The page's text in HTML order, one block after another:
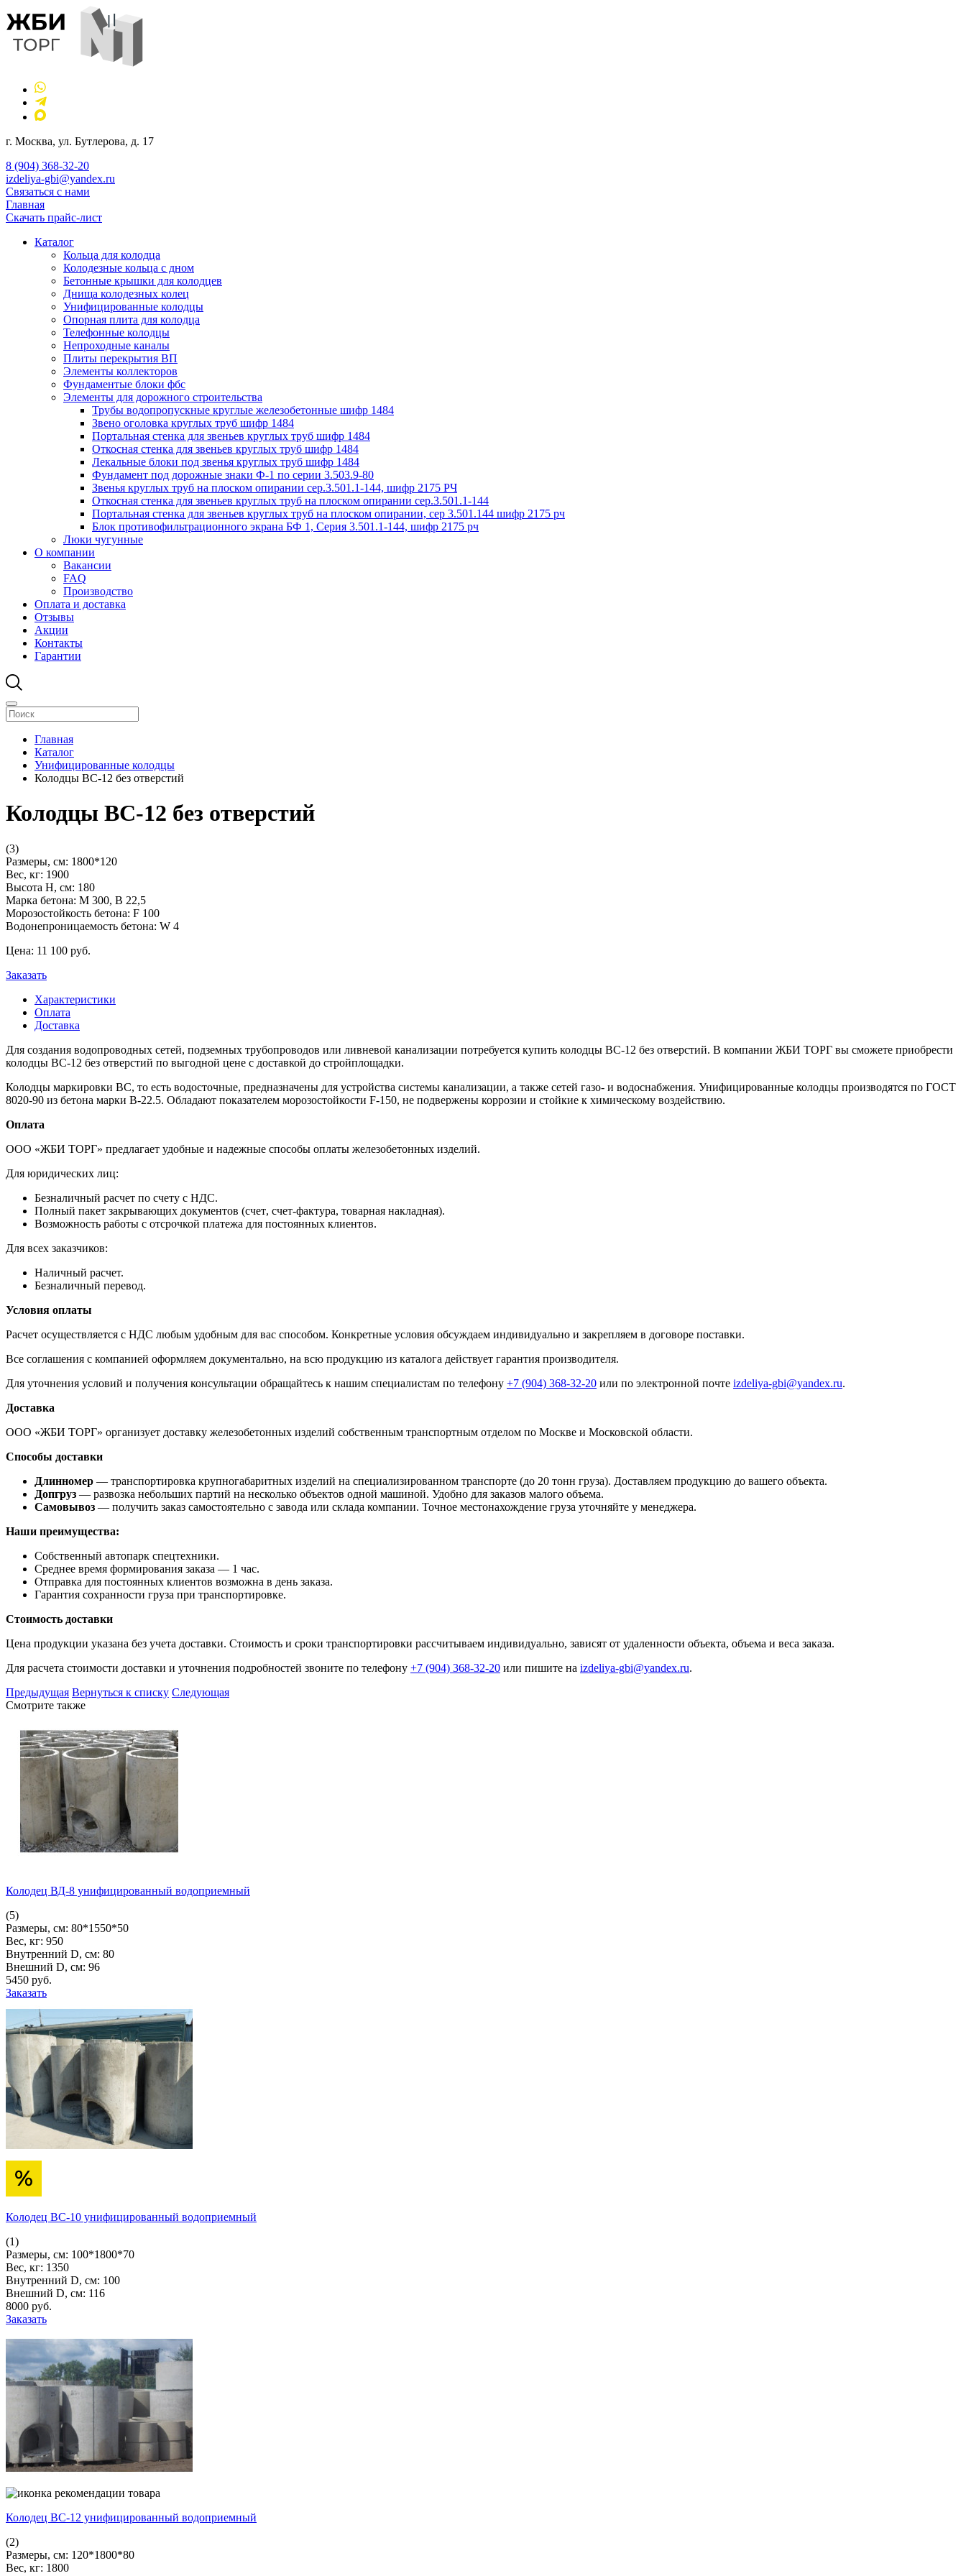
г. Москва, ул. Бутлерова, д. 17
8 (904) 368-32-20
izdeliya-gbi@yandex.ru
Связаться с нами
Главная
Скачать прайс-лист
Каталог
Кольца для колодца
Колодезные кольца с дном
Бетонные крышки для колодцев
Днища колодезных колец
Унифицированные колодцы
Опорная плита для колодца
Телефонные колодцы
Непроходные каналы
Плиты перекрытия ВП
Элементы коллекторов
Фундаментые блоки фбс
Элементы для дорожного строительства
Трубы водопропускные круглые железобетонные шифр 1484
Звено оголовка круглых труб шифр 1484
Портальная стенка для звеньев круглых труб шифр 1484
Откосная стенка для звеньев круглых труб шифр 1484
Лекальные блоки под звенья круглых труб шифр 1484
Фундамент под дорожные знаки Ф-1 по серии 3.503.9-80
Звенья круглых труб на плоском опирании сер.3.501.1-144, шифр 2175 РЧ
Откосная стенка для звеньев круглых труб на плоском опирании сер.3.501.1-144
Портальная стенка для звеньев круглых труб на плоском опирании, сер 3.501.144 шифр 2175 рч
Блок противофильтрационного экрана БФ 1, Серия 3.501.1-144, шифр 2175 рч
Люки чугунные
О компании
Вакансии
FAQ
Производство
Оплата и доставка
Отзывы
Акции
Контакты
Гарантии
Главная
Каталог
Унифицированные колодцы
Колодцы ВС-12 без отверстий
Колодцы ВС-12 без отверстий
(3)
Размеры, см: 1800*120
Вес, кг: 1900
Высота H, см: 180
Марка бетона: М 300, В 22,5
Морозостойкость бетона: F 100
Водонепроницаемость бетона: W 4
Цена: 11 100 pуб.
Заказать
Характеристики
Оплата
Доставка
Для создания водопроводных сетей, подземных трубопроводов или ливневой канализации потребуется купить колодцы ВС-12 без отверстий. В компании ЖБИ ТОРГ вы сможете приобрести
колодцы ВС-12 без отверстий по выгодной цене с доставкой до стройплощадки.
Колодцы маркировки ВС, то есть водосточные, предназначены для устройства системы канализации, а также сетей газо- и водоснабжения. Унифицированные колодцы производятся по ГОСТ
8020-90 из бетона марки В-22.5. Обладают показателем морозостойкости F-150, не подвержены коррозии и стойкие к химическому воздействию.
Оплата
ООО «ЖБИ ТОРГ» предлагает удобные и надежные способы оплаты железобетонных изделий.
Для юридических лиц:
Безналичный расчет по счету с НДС.
Полный пакет закрывающих документов (счет, счет-фактура, товарная накладная).
Возможность работы с отсрочкой платежа для постоянных клиентов.
Для всех заказчиков:
Наличный расчет.
Безналичный перевод.
Условия оплаты
Расчет осуществляется с НДС любым удобным для вас способом. Конкретные условия обсуждаем индивидуально и закрепляем в договоре поставки.
Все соглашения с компанией оформляем документально, на всю продукцию из каталога действует гарантия производителя.
Для уточнения условий и получения консультации обращайтесь к нашим специалистам по телефону +7 (904) 368-32-20 или по электронной почте izdeliya-gbi@yandex.ru.
Доставка
ООО «ЖБИ ТОРГ» организует доставку железобетонных изделий собственным транспортным отделом по Москве и Московской области.
Способы доставки
Длинномер — транспортировка крупногабаритных изделий на специализированном транспорте (до 20 тонн груза). Доставляем продукцию до вашего объекта.
Допгруз — развозка небольших партий на несколько объектов одной машиной. Удобно для заказов малого объема.
Самовывоз — получить заказ самостоятельно с завода или склада компании. Точное местонахождение груза уточняйте у менеджера.
Наши преимущества:
Собственный автопарк спецтехники.
Среднее время формирования заказа — 1 час.
Отправка для постоянных клиентов возможна в день заказа.
Гарантия сохранности груза при транспортировке.
Стоимость доставки
Цена продукции указана без учета доставки. Стоимость и сроки транспортировки рассчитываем индивидуально, зависят от удаленности объекта, объема и веса заказа.
Для расчета стоимости доставки и уточнения подробностей звоните по телефону +7 (904) 368-32-20 или пишите на izdeliya-gbi@yandex.ru.
Предыдущая Вернуться к списку Следующая
Смотрите также
Колодец ВД-8 унифицированный водоприемный
(5)
Размеры, см: 80*1550*50
Вес, кг: 950
Внутренний D, см: 80
Внешний D, см: 96
5450 pуб.
Заказать
Колодец ВС-10 унифицированный водоприемный
(1)
Размеры, см: 100*1800*70
Вес, кг: 1350
Внутренний D, см: 100
Внешний D, см: 116
8000 pуб.
Заказать
Колодец ВС-12 унифицированный водоприемный
(2)
Размеры, см: 120*1800*80
Вес, кг: 1800